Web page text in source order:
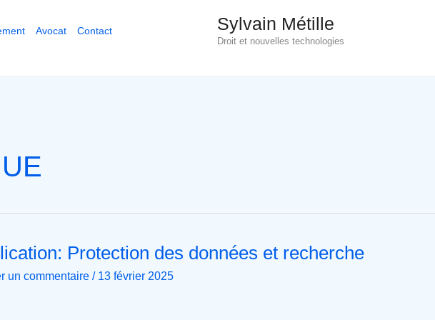
Avocat Contact Sylvain Métille
Droit et nouvelles technologies
UE
Protection des données et recherche
un commentaire / 13 février 2025